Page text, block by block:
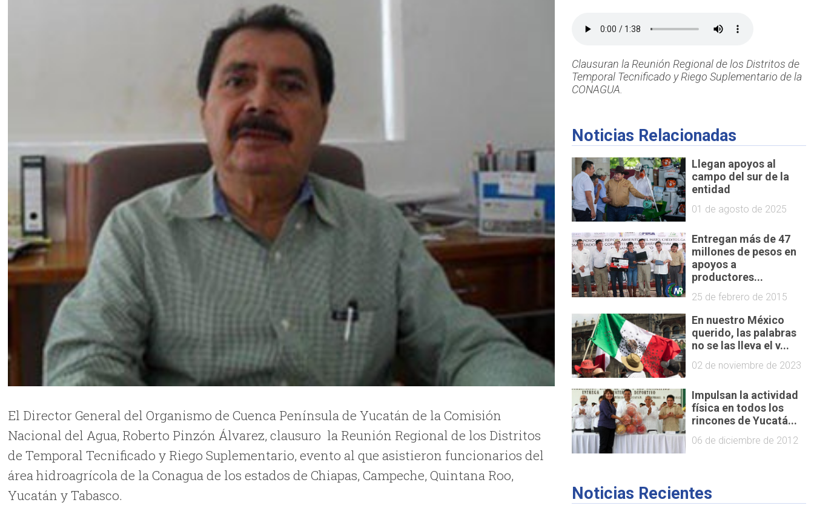
El Director General del Organismo de Cuenca Península de Yucatán de la Comisión
Nacional del Agua, Roberto Pinzón Álvarez, clausuro la Reunión Regional de los Distritos
de Temporal Tecnificado y Riego Suplementario, evento al que asistieron funcionarios del
área hidroagrícola de la Conagua de los estados de Chiapas, Campeche, Quintana Roo,
Yucatán y Tabasco.
Clausuran la Reunión Regional de los Distritos de
Temporal Tecnificado y Riego Suplementario de la
CONAGUA.
Noticias Relacionadas
Llegan apoyos al
campo del sur de la
entidad
01 de agosto de 2025
Entregan más de 47
millones de pesos en
apoyos a
productores...
25 de febrero de 2015
En nuestro México
querido, las palabras
no se las lleva el v...
02 de noviembre de 2023
Impulsan la actividad
física en todos los
rincones de Yucatá...
06 de diciembre de 2012
Noticias Recientes